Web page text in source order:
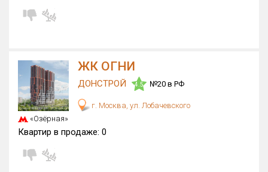
ЖК ОГНИ
ДОНСТРОЙ 4.5 №20 в РФ
г. Москва, ул. Лобачевского
«Озёрная»
Квартир в продаже: 0